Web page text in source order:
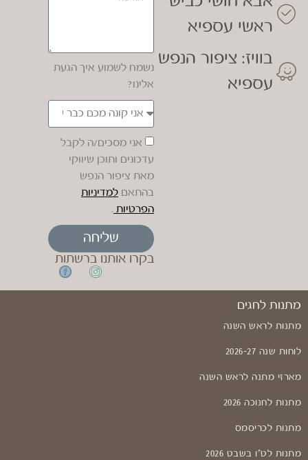
ראשי עספיא
בוויז: ציפור הנפש
עספיא
נשמח לשמוע איך הגעת
אלינו?
אני מסכים/ה לקבל
עדכונים ותוכן שיווקי
מאת ציפור הנפש
בהתאם למדיניות
הפרטיות .
שליחה
בקרו אותנו ברשתות
מתנות לחגים
מתנות לראש השנה
לוחות שנה 2026-27
מארזי מתנה לראש השנה
מתנות לחנוכה 2026
מתנות לכריסמס
מתנות לט"ו בשבט 2026